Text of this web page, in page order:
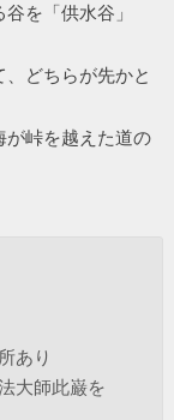
を「供水谷」
どちらが先かと
が峠を越えた道の
あり
大師此巌を